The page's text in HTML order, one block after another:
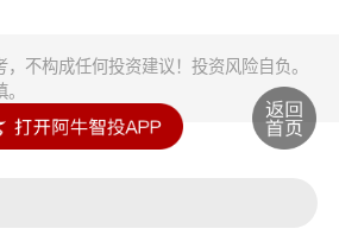
不构成任何投资建议！投资风险自负。